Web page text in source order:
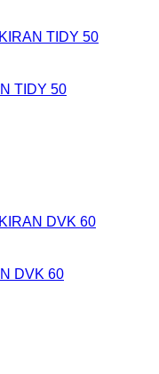
TIDY 50
DVK 60